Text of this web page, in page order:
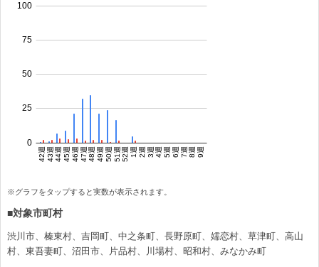
※グラフをタップすると実数が表示されます。
■対象市町村
渋川市、榛東村、吉岡町、中之条町、長野原町、嬬恋村、草津町、高山
村、東吾妻町、沼田市、片品村、川場村、昭和村、みなかみ町